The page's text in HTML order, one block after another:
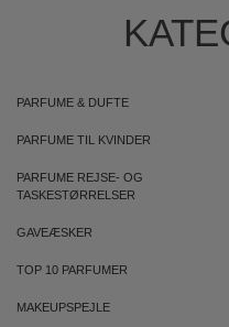
PARFUME & DUFTE
PARFUME TIL KVINDER
PARFUME REJSE- OG
TASKESTØRRELSER
GAVEÆSKER
TOP 10 PARFUMER
MAKEUPSPEJLE